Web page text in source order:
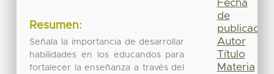
Resumen:
Señala la importancia de desarrollar
habilidades en los educandos para
fortalecer la enseñanza a través del
Fecha
de
publicación
Autor
Título
Materia